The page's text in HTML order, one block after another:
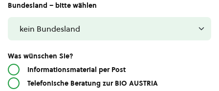
Bundesland – bitte wählen
Was wünschen Sie?
Informationsmaterial per Post
Telefonische Beratung zur BIO AUSTRIA